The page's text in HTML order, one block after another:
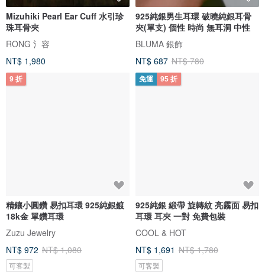
Mizuhiki Pearl Ear Cuff 水引珍
珠耳骨夾
RONG 氵容
NT$ 1,980
925純銀男生耳環 破曉純銀耳骨
夾(單支) 個性 時尚 無耳洞 中性
BLUMA 銀飾
NT$ 687 NT$ 780
9 折
精鑲小圓鑽 易扣耳環 925純銀鍍
18k金 單鑽耳環
Zuzu Jewelry
NT$ 972 NT$ 1,080
可客製
免運 95 折
925純銀 緞帶 旋轉紋 亮霧面 易扣
耳環 耳夾 一對 免費包裝
COOL & HOT
NT$ 1,691 NT$ 1,780
可客製